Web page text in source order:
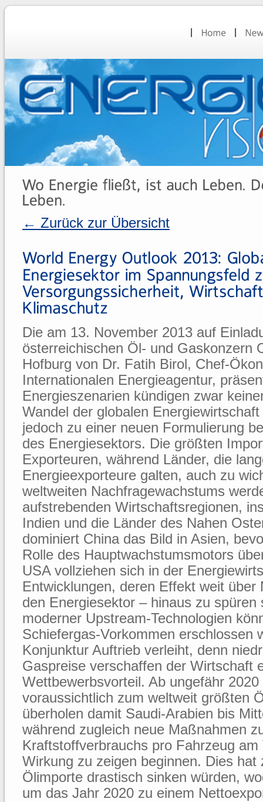
← Zurück zur Übersicht
Die am 13. November 2013 auf
österreichischen Öl- und Gaskonzern
Hofburg von Dr. Fatih Birol, Chef-
Internationalen Energieagentur,
Energieszenarien kündigen zwar
Wandel der globalen
jedoch zu einer neuen Formulierung
des Energiesektors. Die größten
Exporteuren, während Länder, die
Energieexporteure galten, auch zu
weltweiten Nachfragewachstums
aufstrebenden Wirtschaftsregionen,
Indien und die Länder des Nahen
dominiert China das Bild in Asien,
Rolle des Hauptwachstumsmotors
USA vollziehen sich in der
Entwicklungen, deren Effekt weit über
den Energiesektor – hinaus zu spüren
moderner Upstream-Technologien
Schiefergas-Vorkommen erschlossen
Konjunktur Auftrieb verleiht, denn
Gaspreise verschaffen der Wirtschaft
Wettbewerbsvorteil. Ab ungefähr
voraussichtlich zum weltweit größten
überholen damit Saudi-Arabien bis
während zugleich neue Maßnahmen
Kraftstoffverbrauchs pro Fahrzeug
Wirkung zu zeigen beginnen. Dies hat
Ölimporte drastisch sinken würden,
um das Jahr 2020 zu einem